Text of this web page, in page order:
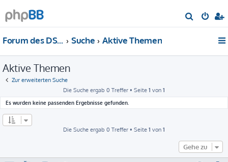
u
Forum des DS-Club Deutschland e.V. Suche Aktive Themen
Aktive Themen
Zur erweiterten Suche
Die Suche ergab 0 Treffer • Seite 1 von 1
Es wurden keine passenden Ergebnisse gefunden.
Die Suche ergab 0 Treffer • Seite 1 von 1
Gehe zu